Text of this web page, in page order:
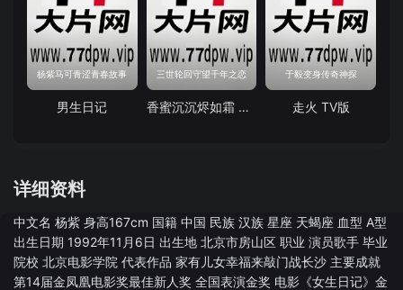
杨紫马可青涩青春故事
男生日记
三世轮回守望千年之恋
香蜜沉沉烬如霜 TV版
于毅变身传奇神探
走火 TV版
详细资料
中文名 杨紫 身高167cm 国籍 中国 民族 汉族 星座 天蝎座 血型 A型
出生日期 1992年11月6日 出生地 北京市房山区 职业 演员歌手 毕业
院校 北京电影学院 代表作品 家有儿女幸福来敲门战长沙 主要成就
第14届金凤凰电影奖最佳新人奖 全国表演金奖 电影《女生日记》金